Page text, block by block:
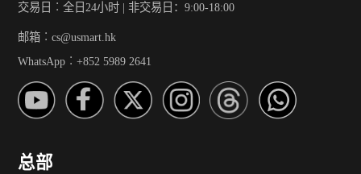
交易日︰全日24小时 | 非交易日：9:00-18:00
邮箱︰cs@usmart.hk
WhatsApp︰+852 5989 2641
总部